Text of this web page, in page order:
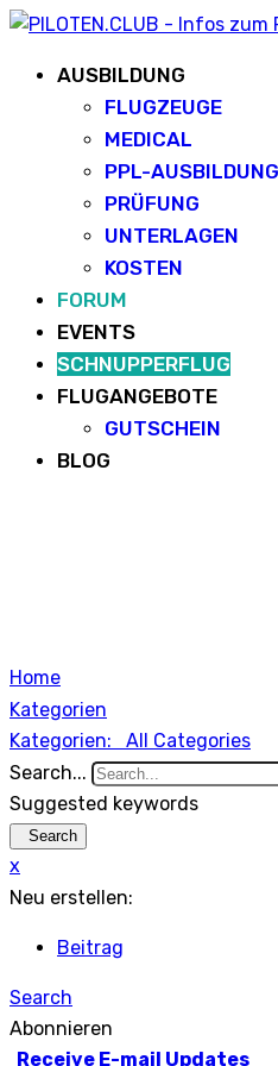
AUSBILDUNG
FLUGZEUGE
MEDICAL
PPL-AUSBILDUNG
PRÜFUNG
UNTERLAGEN
KOSTEN
FORUM
EVENTS
SCHNUPPERFLUG
FLUGANGEBOTE
GUTSCHEIN
BLOG
Home
Kategorien
Kategorien:
All Categories
Search...
Suggested keywords
Search
x
Neu erstellen:
Beitrag
Search
Abonnieren
Receive E-mail Updates